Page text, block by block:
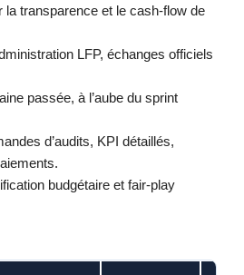
la transparence et le cash-flow de
LFP, échanges officiels
passée, à l’aube du sprint
d’audits, KPI détaillés,
budgétaire et fair-play